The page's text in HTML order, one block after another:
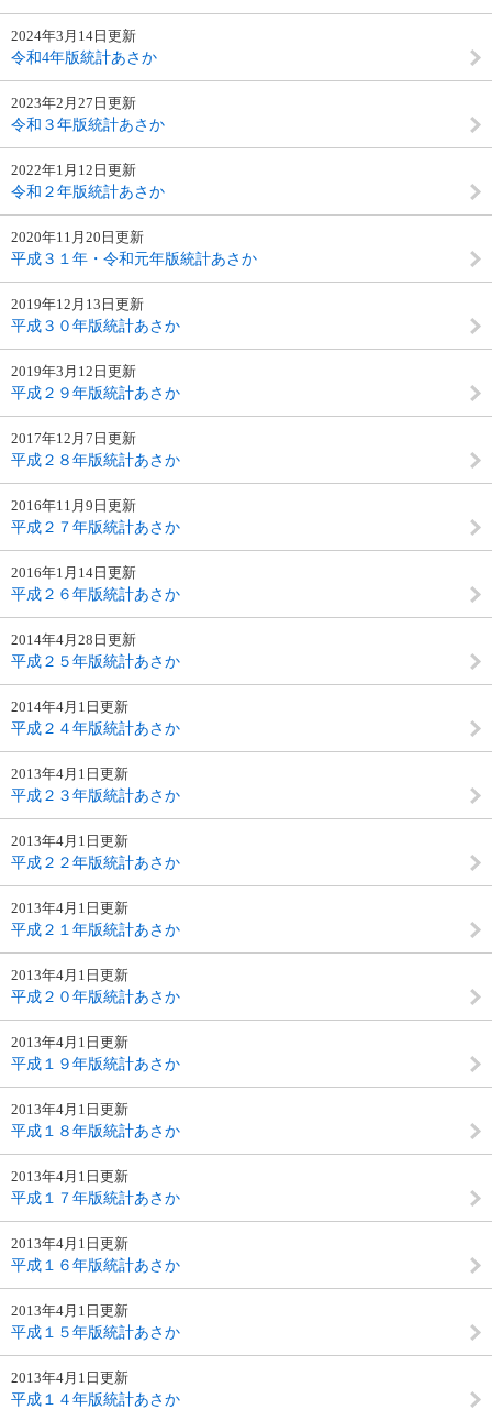
2024年3月14日更新
令和4年版統計あさか
2023年2月27日更新
令和３年版統計あさか
2022年1月12日更新
令和２年版統計あさか
2020年11月20日更新
平成３１年・令和元年版統計あさか
2019年12月13日更新
平成３０年版統計あさか
2019年3月12日更新
平成２９年版統計あさか
2017年12月7日更新
平成２８年版統計あさか
2016年11月9日更新
平成２７年版統計あさか
2016年1月14日更新
平成２６年版統計あさか
2014年4月28日更新
平成２５年版統計あさか
2014年4月1日更新
平成２４年版統計あさか
2013年4月1日更新
平成２３年版統計あさか
2013年4月1日更新
平成２２年版統計あさか
2013年4月1日更新
平成２１年版統計あさか
2013年4月1日更新
平成２０年版統計あさか
2013年4月1日更新
平成１９年版統計あさか
2013年4月1日更新
平成１８年版統計あさか
2013年4月1日更新
平成１７年版統計あさか
2013年4月1日更新
平成１６年版統計あさか
2013年4月1日更新
平成１５年版統計あさか
2013年4月1日更新
平成１４年版統計あさか